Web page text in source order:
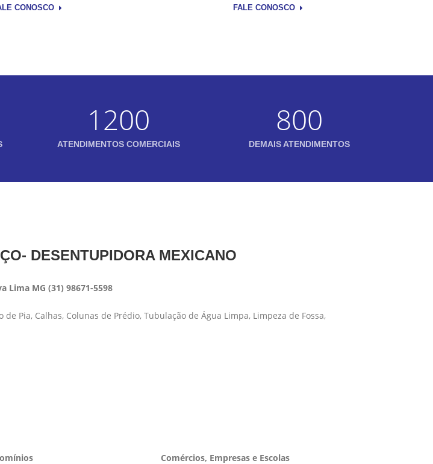
CONOSCO FALE CONOSCO
1200
ATENDIMENTOS COMERCIAIS
800
DEMAIS ATENDIMENTOS
DESENTUPIDORA MEXICANO
Lima MG (31) 98671-5598
Pia, Calhas, Colunas de Prédio, Tubulação de Água Limpa, Limpeza de Fossa,
Comércios, Empresas e Escolas